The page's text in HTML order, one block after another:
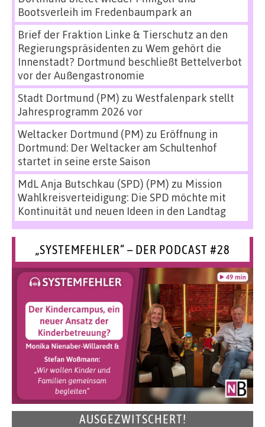
Bootsverleih im Fredenbaumpark an
Brief der Fraktion Linke & Tierschutz an den
Regierungspräsidenten zu Wem gehört die
Innenstadt? Dortmund beschließt Bettelverbot
vor der Außengastronomie
Stadt Dortmund (PM) zu Westfalenpark stellt
Jahresprogramm 2026 vor
Weltacker Dortmund (PM) zu Eröffnung in
Dortmund: Der Weltacker am Schultenhof
startet in seine erste Saison
MdL Anja Butschkau (SPD) (PM) zu Mission
Wahlkreisverteidigung: Die SPD möchte mit
Kontinuität und neuen Ideen in den Landtag
„SYSTEMFEHLER“ – DER PODCAST #28
AUSGEZWITSCHERT!